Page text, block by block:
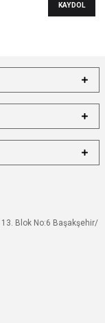
KAYDOL
13. Blok No:6 Başakşehir/